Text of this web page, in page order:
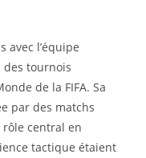
avec l’équipe
tournois
de la FIFA. Sa
par des matchs
central en
tactique étaient